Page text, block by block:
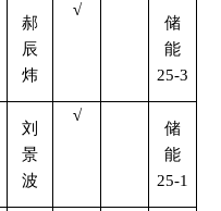
郝
辰
炜
√
储
能
25-3
刘
景
波
√
储
能
25-1